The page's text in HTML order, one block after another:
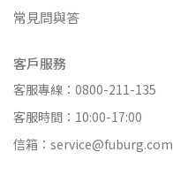
常見問與答
客戶服務
客服專線：0800-211-135
客服時間：10:00-17:00
信箱：service@fuburg.com